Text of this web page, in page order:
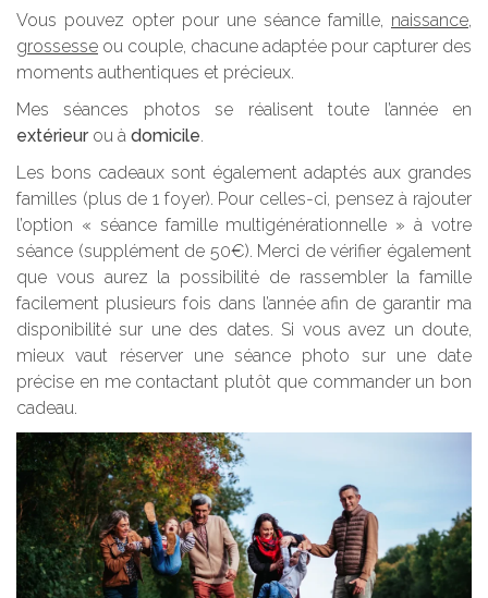
Vous pouvez opter pour une séance famille, naissance,
grossesse ou couple, chacune adaptée pour capturer des
moments authentiques et précieux.
Mes séances photos se réalisent toute l’année en
extérieur ou à domicile.
Les bons cadeaux sont également adaptés aux grandes
familles (plus de 1 foyer). Pour celles-ci, pensez à rajouter
l’option « séance famille multigénérationnelle » à votre
séance (supplément de 50€). Merci de vérifier également
que vous aurez la possibilité de rassembler la famille
facilement plusieurs fois dans l’année afin de garantir ma
disponibilité sur une des dates. Si vous avez un doute,
mieux vaut réserver une séance photo sur une date
précise en me contactant plutôt que commander un bon
cadeau.